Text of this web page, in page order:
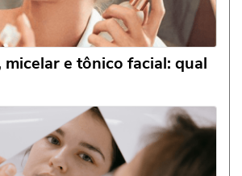
e tônico facial: qual